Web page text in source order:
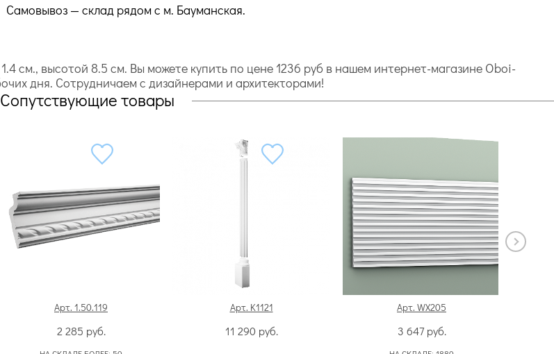
Самовывоз — склад рядом с м. Бауманская.
cм., высотой 8.5 cм. Вы можете купить по цене 1236 руб в нашем интернет-магазине Oboi-
дня. Сотрудничаем с дизайнерами и архитекторами!
Сопутствующие товары
Арт. 1.50.119
2 285 руб.
Арт. K1121
11 290 руб.
Арт. WX205
3 647руб.